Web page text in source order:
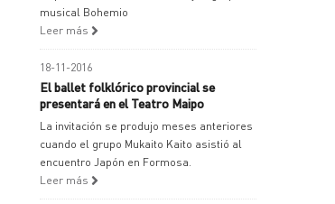
musical Bohemio
Leer más
18-11-2016
El ballet folklórico provincial se
presentará en el Teatro Maipo
La invitación se produjo meses anteriores
cuando el grupo Mukaito Kaito asistió al
encuentro Japón en Formosa.
Leer más